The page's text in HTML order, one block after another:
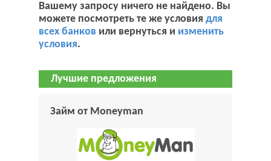
Вашему запросу ничего не найдено. Вы
можете посмотреть те же условия для
всех банков или вернуться и изменить
условия.
Лучшие предложения
Займ от Moneyman